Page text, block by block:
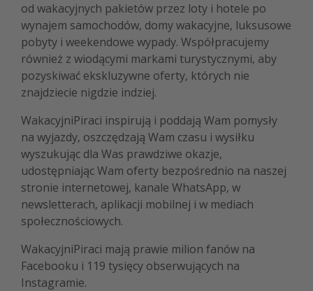
Albania
Zanzibar
Polska
Malediwy
Azja Południowo-Wschodnia
Tajlandia
Wszystkie kierunki
Rodzaj wyjazdu
Wakacje Last Minute
Wakacje do 1000 PLN
Wakacje z dziećmi
od wakacyjnych pakietów przez loty i hotele po
wynajem samochodów, domy wakacyjne, luksusowe
pobyty i weekendowe wypady. Współpracujemy
również z wiodącymi markami turystycznymi, aby
pozyskiwać ekskluzywne oferty, których nie
znajdziecie nigdzie indziej.
WakacyjniPiraci inspirują i poddają Wam pomysły
na wyjazdy, oszczędzają Wam czasu i wysiłku
wyszukując dla Was prawdziwe okazje,
udostępniając Wam oferty bezpośrednio na naszej
stronie internetowej, kanale WhatsApp, w
newsletterach, aplikacji mobilnej i w mediach
społecznościowych.
WakacyjniPiraci mają prawie milion fanów na
Facebooku i 119 tysięcy obserwujących na
Instagramie.